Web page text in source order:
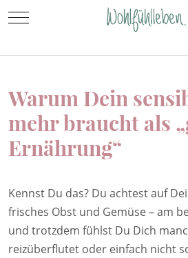
Mobile Menu Toggle
Warum Dein
mehr braucht als
Ernährung“
Kennst Du das? Du achtest auf
frisches Obst und Gemüse – am
und trotzdem fühlst Du Dich
reizüberflutet oder einfach nicht